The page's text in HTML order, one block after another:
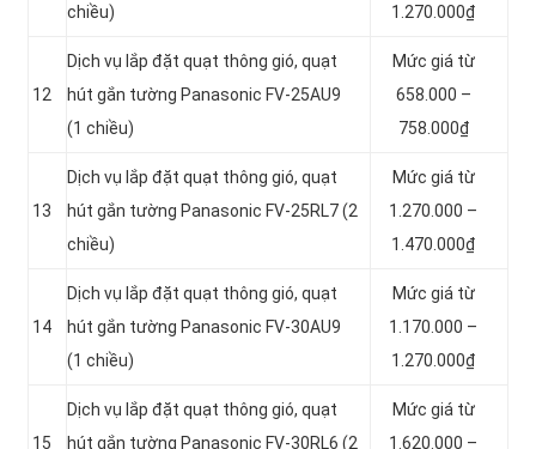
chiều)
1.270.000₫
12
Dịch vụ lắp đặt quạt thông gió, quạt
hút gắn tường Panasonic FV-25AU9
(1 chiều)
Mức giá từ
658.000 –
758.000₫
13
Dịch vụ lắp đặt quạt thông gió, quạt
hút gắn tường Panasonic FV-25RL7 (2
chiều)
Mức giá từ
1.270.000 –
1.470.000₫
14
Dịch vụ lắp đặt quạt thông gió, quạt
hút gắn tường Panasonic FV-30AU9
(1 chiều)
Mức giá từ
1.170.000 –
1.270.000₫
15
Dịch vụ lắp đặt quạt thông gió, quạt
hút gắn tường Panasonic FV-30RL6 (2
Mức giá từ
1.620.000 –